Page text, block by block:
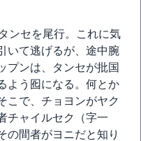
ンセを尾行。これに気
いて逃げるが、途中腕
プンは、タンセが批国
よう囮になる。何とか
こで、チョヨンがヤク
チャイルセク（字一
の間者がヨニだと知り